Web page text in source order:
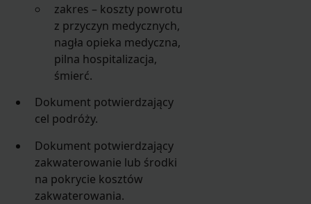
zakres – koszty powrotu
z przyczyn medycznych,
nagła opieka medyczna,
pilna hospitalizacja,
śmierć.
Dokument potwierdzający
cel podróży.
Dokument potwierdzający
zakwaterowanie lub środki
na pokrycie kosztów
zakwaterowania.